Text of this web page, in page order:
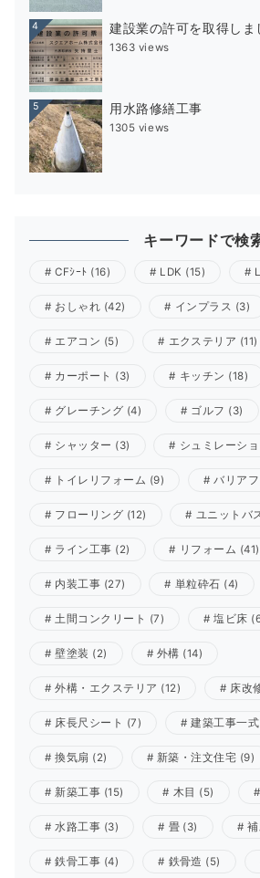
4 建設業の許可を取得しま
1363 views
5 用水路修繕工事
1305 views
キーワードで検
CFｼｰﾄ (16) LDK (15)
おしゃれ (42) インプラス (3)
エアコン (5) エクステリア (11)
カーポート (3) キッチン (18)
グレーチング (4) ゴルフ (3)
シャッター (3) シュミレーショ
トイレリフォーム (9) バリア
フローリング (12) ユニットバ
ライン工事 (2) リフォーム (41)
内装工事 (27) 単粒砕石 (4)
土間コンクリート (7) 塩ビ床
壁塗装 (2) 外構 (14)
外構・エクステリア (12) 床改
床長尺シート (7) 建築工事一式
換気扇 (2) 新築・注文住宅 (9)
新築工事 (15) 木目 (5)
水路工事 (3) 畳(3)
鉄骨工事 (4) 鉄骨造 (5)